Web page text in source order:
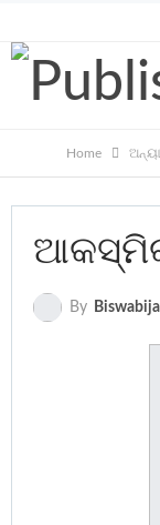
Home
ଆକସ୍ମିକ
By